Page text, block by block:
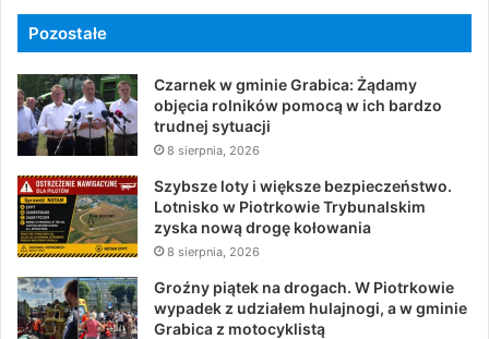
Pozostałe
Czarnek w gminie Grabica: Żądamy
objęcia rolników pomocą w ich bardzo
trudnej sytuacji
8 sierpnia, 2026
Szybsze loty i większe bezpieczeństwo.
Lotnisko w Piotrkowie Trybunalskim
zyska nową drogę kołowania
8 sierpnia, 2026
Groźny piątek na drogach. W Piotrkowie
wypadek z udziałem hulajnogi, a w gminie
Grabica z motocyklistą